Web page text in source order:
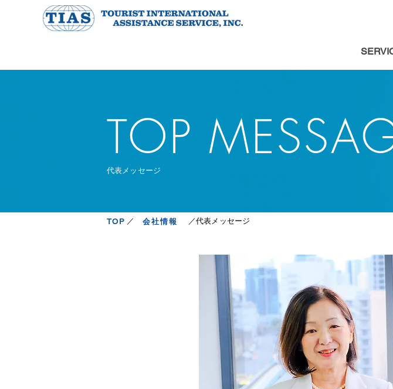
​TOP
​代表メッセージ
TOP ​／ ／代表メッセージ
会社情報